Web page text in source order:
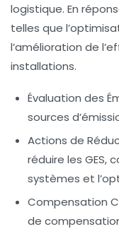
logistique. En
telles que
l’amélioration de
installations.
Évaluation des
sources
Actions de
réduire les GES,
systèmes et
Compensation
de